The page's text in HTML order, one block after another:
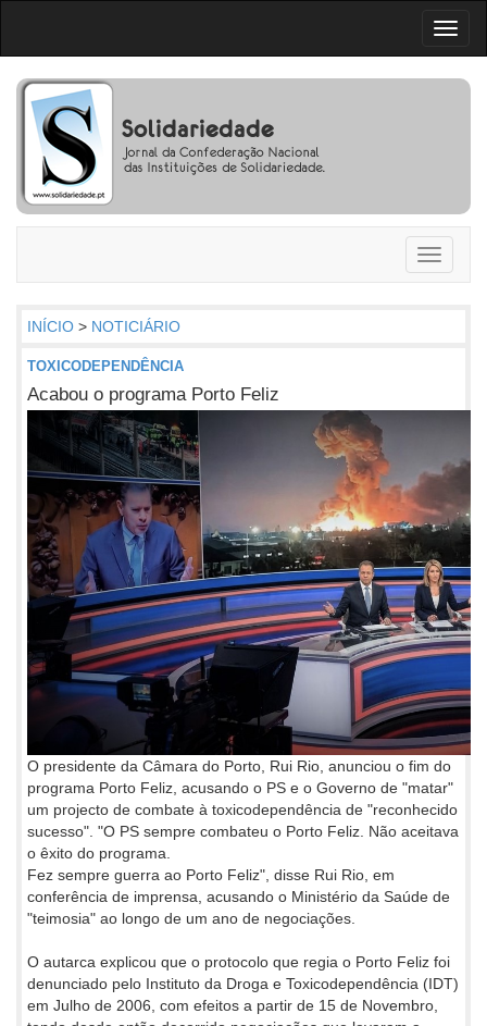
Toggle
INÍCIO > NOTICIÁRIO
TOXICODEPENDÊNCIA
Acabou o programa Porto Feliz
O presidente da Câmara do Porto, Rui Rio, anunciou o fim do
programa Porto Feliz, acusando o PS e o Governo de "matar"
um projecto de combate à toxicodependência de "reconhecido
sucesso". "O PS sempre combateu o Porto Feliz. Não aceitava
o êxito do programa.
Fez sempre guerra ao Porto Feliz", disse Rui Rio, em
conferência de imprensa, acusando o Ministério da Saúde de
"teimosia" ao longo de um ano de negociações.
O autarca explicou que o protocolo que regia o Porto Feliz foi
denunciado pelo Instituto da Droga e Toxicodependência (IDT)
em Julho de 2006, com efeitos a partir de 15 de Novembro,